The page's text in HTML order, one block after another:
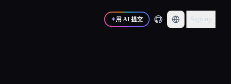
✦用 AI 提交 Sign up